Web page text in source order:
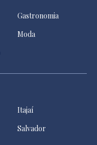
Gastronomia
Moda
Itajaí
Salvador